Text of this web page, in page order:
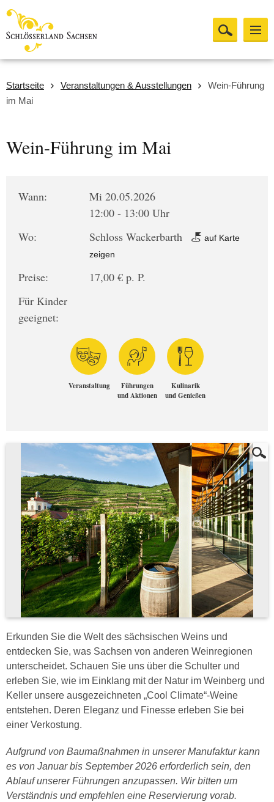
Startseite Veranstaltungen & Ausstellungen
Wein-Führung
im Mai
Wein-Führung im Mai
Wann:
Mi 20.05.2026
12:00 - 13:00 Uhr
Wo:
Schloss Wackerbarth
auf Karte
zeigen
Preise:
17,00 € p. P.
Für Kinder
geeignet:
Veranstaltung
Führungen
und Aktionen
Kulinarik
und Genießen
Erkunden Sie die Welt des sächsischen Weins und
entdecken Sie, was Sachsen von anderen Weinregionen
unterscheidet. Schauen Sie uns über die Schulter und
erleben Sie, wie im Einklang mit der Natur im Weinberg und
Keller unsere ausgezeichneten „Cool Climate“-Weine
entstehen. Deren Eleganz und Finesse erleben Sie bei
einer Verkostung.
Aufgrund von Baumaßnahmen in unserer Manufaktur kann
es von Januar bis September 2026 erforderlich sein, den
Ablauf unserer Führungen anzupassen. Wir bitten um
Verständnis und empfehlen eine Reservierung vorab.